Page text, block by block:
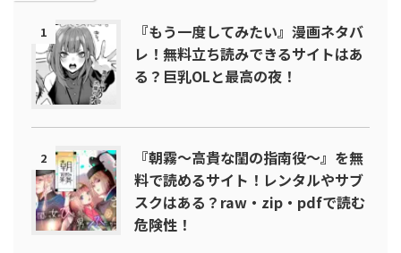
1
『もう一度してみたい』漫画ネタバ
レ！無料立ち読みできるサイトはあ
る？巨乳OLと最高の夜！
2
『朝霧～高貴な閨の指南役～』を無
料で読めるサイト！レンタルやサブ
スクはある？raw・zip・pdfで読む
危険性！